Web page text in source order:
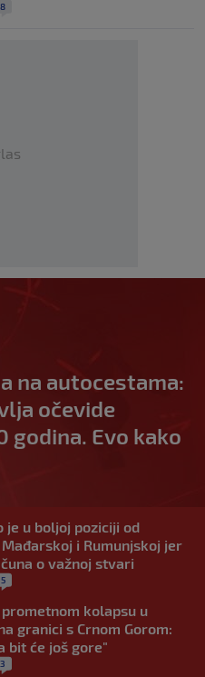
8
na autocestama:
očevide
godina. Evo kako
je u boljoj poziciji od
i Rumunjskoj jer
o važnoj stvari
5
kolapsu u
granici s Crnom Gorom:
bit će još gore"
3